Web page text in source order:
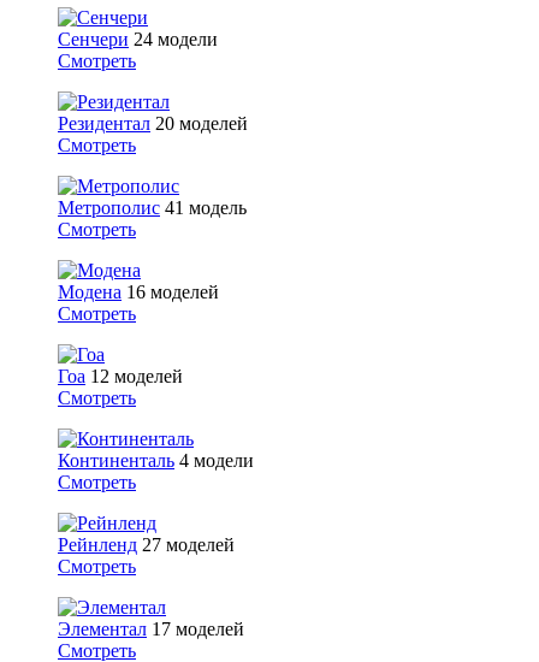
Сенчери 24 модели
Смотреть
Резидентал 20 моделей
Смотреть
Метрополис 41 модель
Смотреть
Модена 16 моделей
Смотреть
Гоа 12 моделей
Смотреть
Континенталь 4 модели
Смотреть
Рейнленд 27 моделей
Смотреть
Элементал 17 моделей
Смотреть